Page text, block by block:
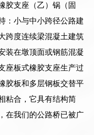
胶支座（乙）锅（固
：小与中小跨径公路建
跨度连续梁混凝土建筑
装在墩顶面或钢筋混凝
座板式橡胶支座生产过
胶板和多层钢板交替平
粘合，它具有结构简
在我们的公路桥已被广